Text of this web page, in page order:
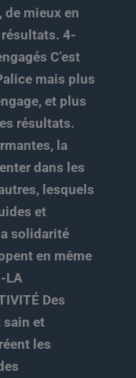
de mieux en
4-
C’est
mais plus
et plus
résultats.
la
dans les
lesquels
et
solidarité
en même
LA
Des
sain et
les